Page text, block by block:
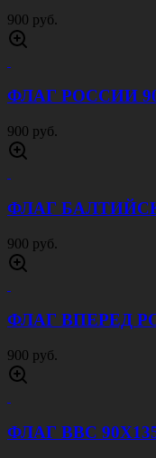
900 руб.
ФЛАГ РОССИИ
900 руб.
ФЛАГ
900 руб.
ФЛАГ ВПЕРЕД
900 руб.
ФЛАГ ВВС